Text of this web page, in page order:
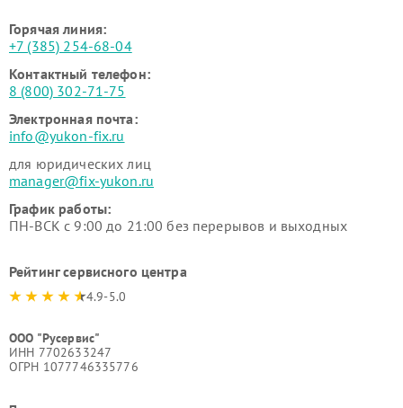
Горячая линия:
+7 (385) 254-68-04
Контактный телефон:
8 (800) 302-71-75
Электронная почта:
info@yukon-fix.ru
для юридических лиц
manager@fix-yukon.ru
График работы:
ПН-ВСК с 9:00 до 21:00 без перерывов и выходных
Рейтинг сервисного центра
4.9-5.0
ООО "Русервис"
ИНН 7702633247
ОГРН 1077746335776